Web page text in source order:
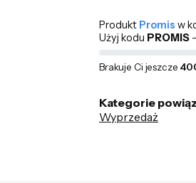
Produkt Promis w
Użyj kodu PROMIS
Brakuje Ci jeszcze
Kategorie
Wyprzedaż